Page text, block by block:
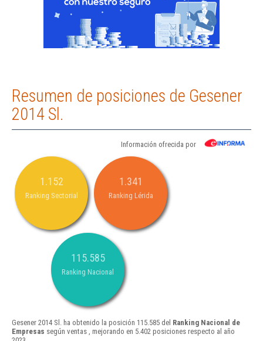
Resumen de posiciones de Gesener
2014 Sl.
Información ofrecida por
1.152
Ranking Sectorial
1.341
Ranking Lérida
115.585
Ranking Nacional
Gesener 2014 Sl. ha obtenido la posición 115.585 del Ranking Nacional de
Empresas según ventas , mejorando en 5.402 posiciones respecto al año